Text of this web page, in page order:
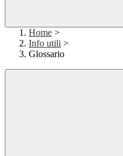
Home >
Info utili >
Glossario